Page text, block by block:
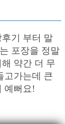
기 부터 말
포장을 정말
약간 더 무
고가는데 큰
예뻐요!